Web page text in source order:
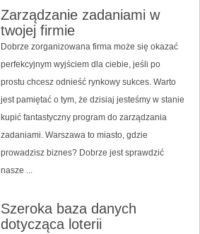
Zarządzanie zadaniami w
twojej firmie
Dobrze zorganizowana firma może się okazać
perfekcyjnym wyjściem dla ciebie, jeśli po
prostu chcesz odnieść rynkowy sukces. Warto
jest pamiętać o tym, że dzisiaj jesteśmy w stanie
kupić fantastyczny program do zarządzania
zadaniami. Warszawa to miasto, gdzie
prowadzisz biznes? Dobrze jest sprawdzić
nasze ...
Szeroka baza danych
dotycząca loterii